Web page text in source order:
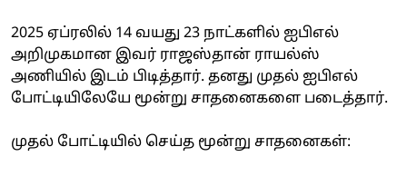
2025 ஏப்ரலில் 14 வயது 23 நாட்களில் ஐபிஎல்
அறிமுகமான இவர் ராஜஸ்தான் ராயல்ஸ்
அணியில் இடம் பிடித்தார். தனது முதல் ஐபிஎல்
போட்டியிலேயே மூன்று சாதனைகளை படைத்தார்.
முதல் போட்டியில் செய்த மூன்று சாதனைகள்: